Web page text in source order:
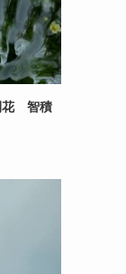
花 智積